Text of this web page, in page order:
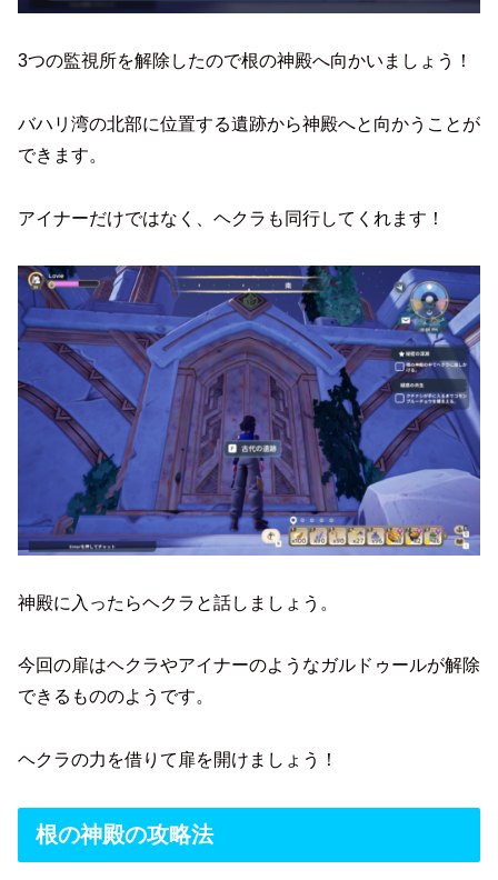
3つの監視所を解除したので根の神殿へ向かいましょう！
バハリ湾の北部に位置する遺跡から神殿へと向かうことが
できます。
アイナーだけではなく、ヘクラも同行してくれます！
神殿に入ったらヘクラと話しましょう。
今回の扉はヘクラやアイナーのようなガルドゥールが解除
できるもののようです。
ヘクラの力を借りて扉を開けましょう！
根の神殿の攻略法